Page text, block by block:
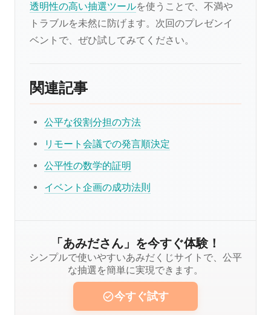
透明性の高い抽選ツールを使うことで、不満や
トラブルを未然に防げます。次回のプレゼンイ
ベントで、ぜひ試してみてください。
関連記事
公平な役割分担の方法
リモート会議での発言順決定
公平性の数学的証明
イベント企画の成功法則
「あみださん」を今すぐ体験！
シンプルで使いやすいあみだくじサイトで、公平
な抽選を簡単に実現できます。
今すぐ試す